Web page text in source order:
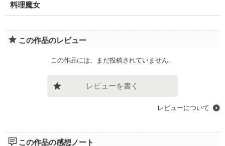
料理魔女
この作品のレビュー
この作品には、まだ投稿されていません。
レビューを書く
レビューについて
この作品の感想ノート